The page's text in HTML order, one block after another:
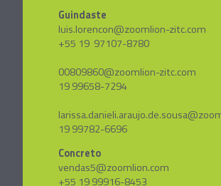
Guindaste
luis.lorencon@zoomlion-zitc.com
+55 19 97107-8780
00809860@zoomlion-zitc.com
19 99658-7294
19 99782-6696
Concreto
vendas5@zoomlion.com
+55 19 99916-8453